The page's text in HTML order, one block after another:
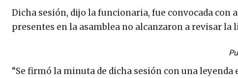
Dicha sesión, dijo la funcionaria, fue convocada
presentes en la asamblea no alcanzaron a revisar la
“Se firmó la minuta de dicha sesión con una